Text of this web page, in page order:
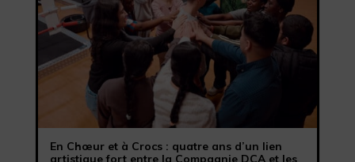
En Chœur et à Crocs : quatre ans d’un lien
artistique fort entre la Compagnie DCA et les